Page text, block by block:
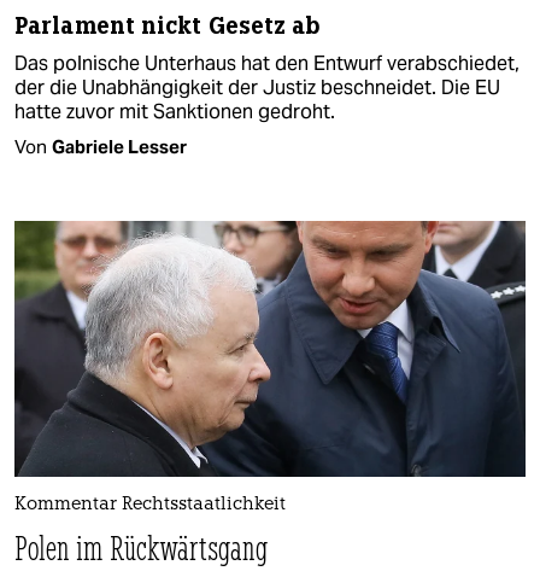
Parlament nickt Gesetz ab
Das polnische Unterhaus hat den Entwurf verabschiedet,
der die Unabhängigkeit der Justiz beschneidet. Die EU
hatte zuvor mit Sanktionen gedroht.
Von Gabriele Lesser
Kommentar Rechtsstaatlichkeit
Polen im Rückwärtsgang